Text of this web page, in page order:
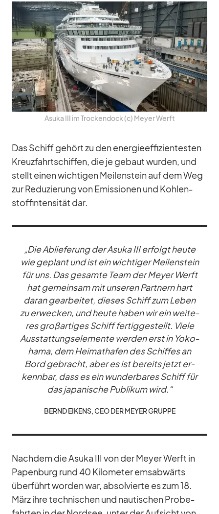
Asuka III im Tro­cken­dock (c) Meyer Werft
Das Schiff ge­hört zu den en­er­gie­ef­fi­zi­en­tes­ten
Kreuz­fahrt­schif­fen, die je ge­baut wur­den, und
stellt ei­nen wich­ti­gen Mei­len­stein auf dem Weg
zur Re­du­zie­rung von Emis­sio­nen und Koh­len­
stoff­in­ten­si­tät dar.
„Die Ab­lie­fe­rung der Asuka III er­folgt heute
wie ge­plant und ist ein wich­ti­ger Mei­len­stein
für uns. Das ge­samte Team der Meyer Werft
hat ge­mein­sam mit un­se­ren Part­nern hart
daran ge­ar­bei­tet, die­ses Schiff zum Le­ben
zu er­we­cken, und heute ha­ben wir ein wei­te­
res groß­ar­ti­ges Schiff fer­tig­ge­stellt. Viele
Aus­stat­tungs­ele­mente wer­den erst in Yo­ko­
hama, dem Hei­mat­ha­fen des Schif­fes an
Bord ge­bracht, aber es ist be­reits jetzt er­
kenn­bar, dass es ein wun­der­ba­res Schiff für
das ja­pa­ni­sche Pu­bli­kum wird.“
BERND EI­KENS, CEO DER MEYER GRUPPE
Nach­dem die Asuka III von der Meyer Werft in
Pa­pen­burg rund 40 Ki­lo­me­ter ems­ab­wärts
über­führt wor­den war, ab­sol­vierte es zum 18.
März ihre tech­ni­schen und nau­ti­schen Pro­be­